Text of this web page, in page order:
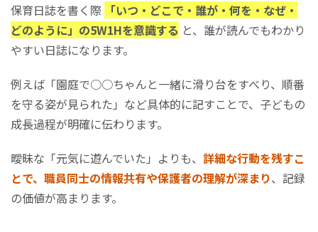
保育日誌を書く際 「いつ・どこで・誰が・何を・なぜ・
どのように」の5W1Hを意識する と、誰が読んでもわかり
やすい日誌になります。
例えば「園庭で○○ちゃんと一緒に滑り台をすべり、順番
を守る姿が見られた」など具体的に記すことで、子どもの
成長過程が明確に伝わります。
曖昧な「元気に遊んでいた」よりも、 詳細な行動を残すこ
とで、職員同士の情報共有や保護者の理解が深まり、記録
の価値が高まります。